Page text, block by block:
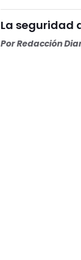
La seguridad
PorRedacción